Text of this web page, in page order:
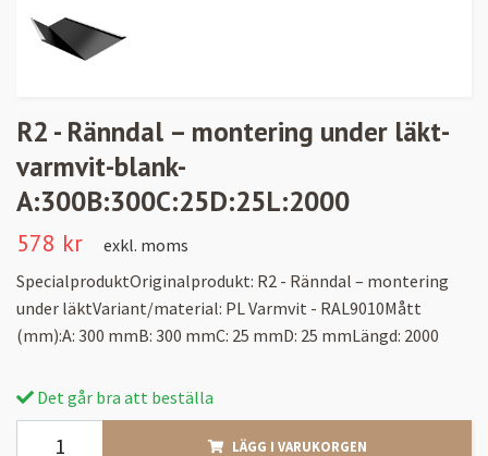
R2 - Ränndal – montering under läkt-
varmvit-blank-
A:300B:300C:25D:25L:2000
578 kr
exkl. moms
SpecialproduktOriginalprodukt: R2 - Ränndal – montering
under läktVariant/material: PL Varmvit - RAL9010Mått
(mm):A: 300 mmB: 300 mmC: 25 mmD: 25 mmLängd: 2000
Det går bra att beställa
LÄGG I VARUKORGEN